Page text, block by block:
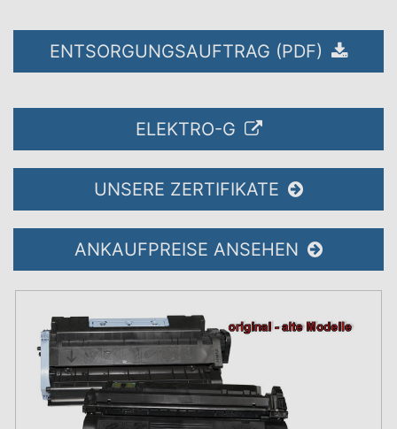
ENTSORGUNGSAUFTRAG (PDF)
ELEKTRO-G
UNSERE ZERTIFIKATE
ANKAUFPREISE ANSEHEN